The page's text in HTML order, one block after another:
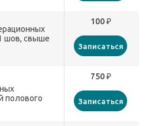
шов, свыше
100 ₽
Записаться
полового
750 ₽
Записаться